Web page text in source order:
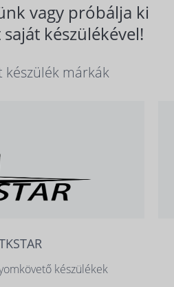
vagy próbálja ki
készülékével!
készülék márkák
készülékek